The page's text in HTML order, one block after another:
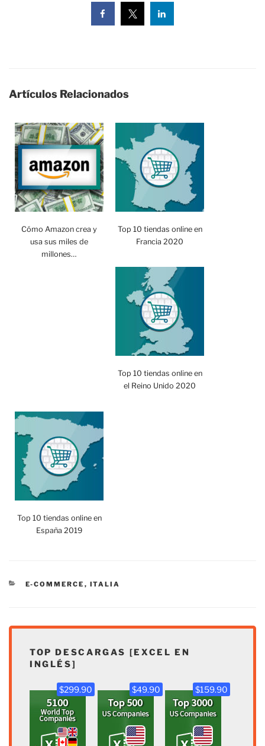
Artículos Relacionados
Cómo Amazon crea y
usa sus miles de
millones…
Top 10 tiendas online en
Francia 2020
Top 10 tiendas online en
el Reino Unido 2020
Top 10 tiendas online en
España 2019
CATEGORÍAS
E-COMMERCE , ITALIA
TOP DESCARGAS [EXCEL EN
INGLÉS]
$299.90 $49.90 $159.90